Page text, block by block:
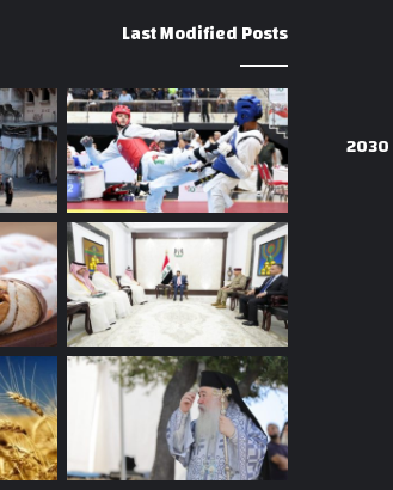
Last Modified Posts